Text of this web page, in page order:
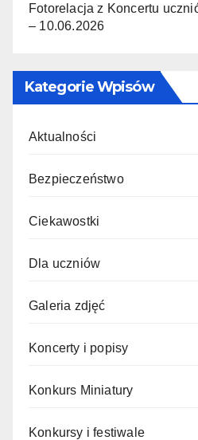
Fotorelacja z Koncertu
– 10.06.2026
Kategorie Wpisów
Aktualności
Bezpieczeństwo
Ciekawostki
Dla uczniów
Galeria zdjęć
Koncerty i popisy
Konkurs Miniatury
Konkursy i festiwale